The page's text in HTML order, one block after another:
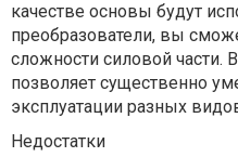
качестве основы будут
преобразователи, вы
сложности силовой части.
позволяет существенно
эксплуатации разных
Недостатки